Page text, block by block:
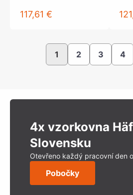
117,61 €
1 2 3 4
4x vzorkovna
Slovensku
Otevřeno každý pracovní den
Pobočky